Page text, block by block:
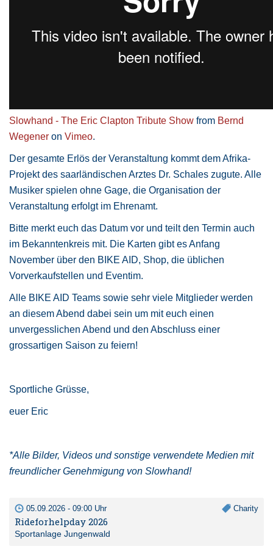
Slowhand - The Eric Clapton Tribute Show from Bernd
Wegener on Vimeo.
Der gesamte Erlös der Veranstaltung kommt dem Afrika-
Projekt des saarländischen Arztes Dr. Schales zugute. Alle
Musiker spielen ohne Gage, die Organisation der
Veranstaltung erfolgt im Ehrenamt.
Bitte merkt euch das Datum vor und teilt den Termin auch
im Bekanntenkreis mit. Die Karten gibt es Anfang
November über den BIKE AID, Shop, die üblichen
Vorverkaufstellen und Eventim.
Alle BIKE AID Teams sowie sehr viele Mitglieder werden
an diesem Abend dabei sein um mit euch einen
unvergesslichen Abend und den Abschluss einer
grossartigen Saison zu feiern!
Sportliche Grüsse,
euer Eric
*Alle Bilder, Videos und sonstige verwendete Medien mit
freundlicher Genehmigung von Slowhand!
05.09.2026 - 09:00 Uhr Charity
Rideforhelpday 2026
Sportanlage Jungenwald